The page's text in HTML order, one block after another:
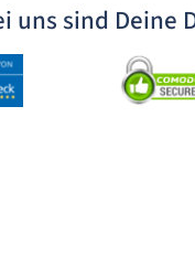
uns sind Deine